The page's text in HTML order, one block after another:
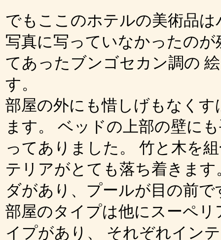
でもここのホテルの美術品は
写真に写っていなかったの
てあったブンゴセカン調の
す。
部屋の外にも惜しげもなく
ます。 ベッドの上部の壁に
ってありました。 竹と木を
テリアがとても落ち着きま
ダがあり、プールが目の前で
部屋のタイプは他にスーペ
イプがあり、 それぞれイン